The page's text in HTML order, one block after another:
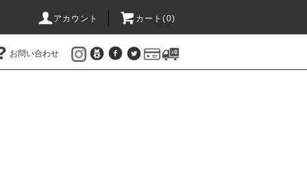
アカウント カート(0)
お問い合わせ